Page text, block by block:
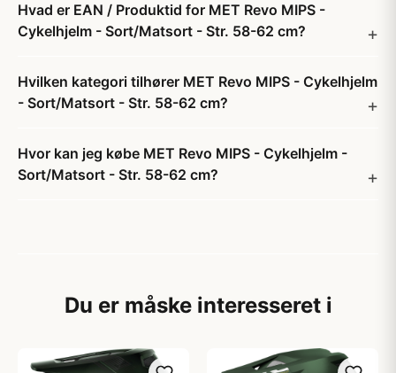
Hvad er EAN / Produktid for MET Revo MIPS -
Cykelhjelm - Sort/Matsort - Str. 58-62 cm?
Hvilken kategori tilhører MET Revo MIPS - Cykelhjelm
- Sort/Matsort - Str. 58-62 cm?
Hvor kan jeg købe MET Revo MIPS - Cykelhjelm -
Sort/Matsort - Str. 58-62 cm?
Du er måske interesseret i